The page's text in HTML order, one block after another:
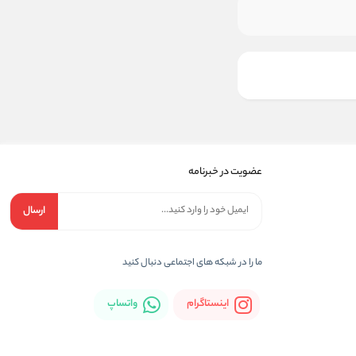
عضویت در خبرنامه
ارسال
ما را در شبکه های اجتماعی دنبال کنید
اینستاگرام واتساپ